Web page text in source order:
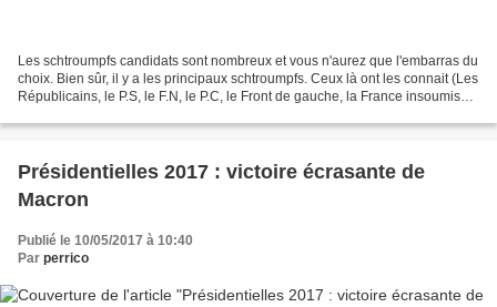
Les schtroumpfs candidats sont nombreux et vous n'aurez que l'embarras du
choix. Bien sûr, il y a les principaux schtroumpfs. Ceux là ont les connait (Les
Républicains, le P.S, le F.N, le P.C, le Front de gauche, la France insoumise,
Présidentielles 2017 : victoire écrasante de
Macron
Publié le 10/05/2017 à 10:40
Par perrico